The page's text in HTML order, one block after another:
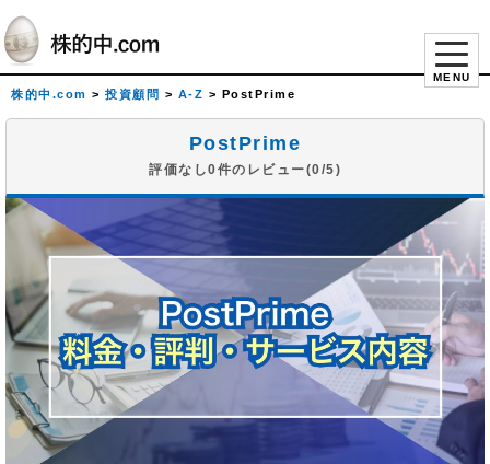
MENU
株的中.com > 投資顧問 > A-Z > PostPrime
PostPrime
評価なし0件のレビュー(0/5)